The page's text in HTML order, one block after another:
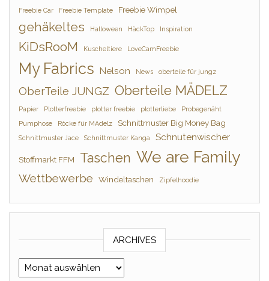
Freebie Car Freebie Template Freebie Wimpel
gehäkeltes Halloween HäckTop Inspiration
KiDsRooM Kuscheltiere LoveCamFreebie
My Fabrics Nelson News oberteile für jungz
OberTeile JUNGZ Oberteile MÄDELZ
Papier Plotterfreebie plotter freebie plotterliebe
Probegenäht
Pumphose
Röcke für MAdelz Schnittmuster Big Money Bag
Schnittmuster Jace Schnittmuster Kanga Schnutenwischer
Stoffmarkt FFM Taschen We are Family
Wettbewerbe Windeltaschen Zipfelhoodie
ARCHIVES
Archives